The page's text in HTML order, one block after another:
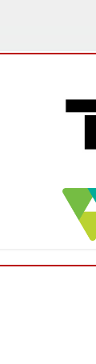
Federação
interessados
Mineiro
A Federação
estão abertas
interessados
arbitragem
(FMF) deu